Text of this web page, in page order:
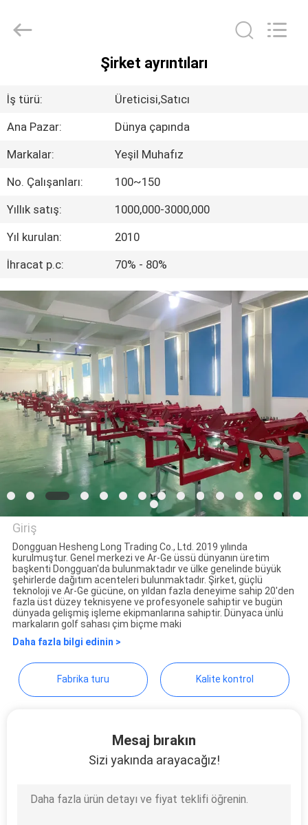
ÜRÜN:%
EXCEPTION
INVALID_FETCH
GETIP()
ERROR
FABRIKA
TURU
KALITE
KONTROL
BIZIMLE
ILETIŞIME
GEÇIN
HABERLER
BIR
TEKLIF
ISTEĞI
POLICY
Long
Trading
Şirket ayrıntıları
İş türü:
Üreticisi,Satıcı
Ana Pazar:
Dünya çapında
Markalar:
Yeşil Muhafız
No. Çalışanları:
100~150
Yıllık satış:
1000,000-3000,000
Yıl kurulan:
2010
İhracat p.c:
70% - 80%
Dongguan Hesheng Long
Trading Co., Ltd.
Giriş
Dongguan Hesheng Long Trading Co., Ltd. 2019 yılında
kurulmuştur. Genel merkezi ve Ar-Ge üssü dünyanın üretim
başkenti Dongguan'da bulunmaktadır ve ülke genelinde büyük
şehirlerde dağıtım acenteleri bulunmaktadır. Şirket, güçlü
teknoloji ve Ar-Ge gücüne, on yıldan fazla deneyime sahip 20'den
fazla üst düzey teknisyene ve profesyonele sahiptir ve bugün
dünyada gelişmiş işleme ekipmanlarına sahiptir. Dünyaca ünlü
markaların golf sahası çim biçme maki
Daha fazla bilgi edinin >
Fabrika turu Kalite kontrol
Mesaj bırakın
Sizi yakında arayacağız!